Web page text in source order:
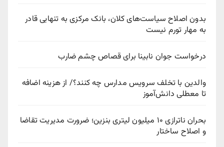
بدون اصلاح سیاست‌های کلان، بانک مرکزی به تنهایی قادر
به مهار تورم نیست
درخواست جوان نابینا برای قصاص چشم ضارب
والدین با تخلف سرویس مدارس چه کنند؟/ از هزینه اضافه
تا معطلی دانش‌آموز
بحران ناترازی ۱۰ میلیون لیتری بنزین؛ ضرورت مدیریت تقاضا
و اصلاح ساختار